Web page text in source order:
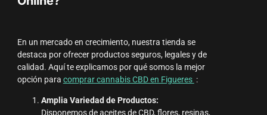
En un mercado en crecimiento, nuestra tienda se
destaca por ofrecer productos seguros, legales y de
calidad. Aquí te explicamos por qué somos la mejor
opción para comprar cannabis CBD en Figueres :
Amplia Variedad de Productos: